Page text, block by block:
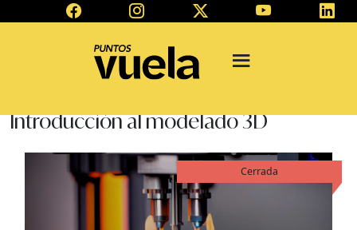
Introducción al modelado 3D
Cerrada